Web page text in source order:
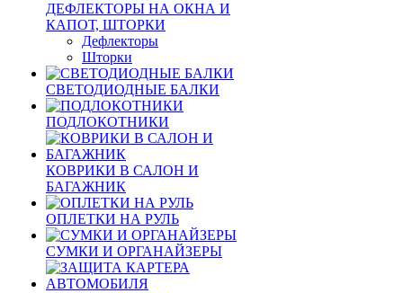
ДЕФЛЕКТОРЫ НА ОКНА И
КАПОТ, ШТОРКИ
Дефлекторы
Шторки
СВЕТОДИОДНЫЕ БАЛКИ
ПОДЛОКОТНИКИ
КОВРИКИ В САЛОН И
БАГАЖНИК
ОПЛЕТКИ НА РУЛЬ
СУМКИ И ОРГАНАЙЗЕРЫ